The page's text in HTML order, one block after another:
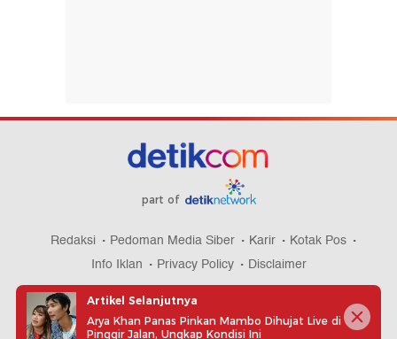
part of
Redaksi Pedoman Media Siber Karir
Kotak Pos
Info Iklan
Privacy Policy Disclaimer
Artikel Selanjutnya
Arya Khan Panas Pinkan Mambo Dihujat Live di
Pinggir Jalan, Ungkap Kondisi Ini